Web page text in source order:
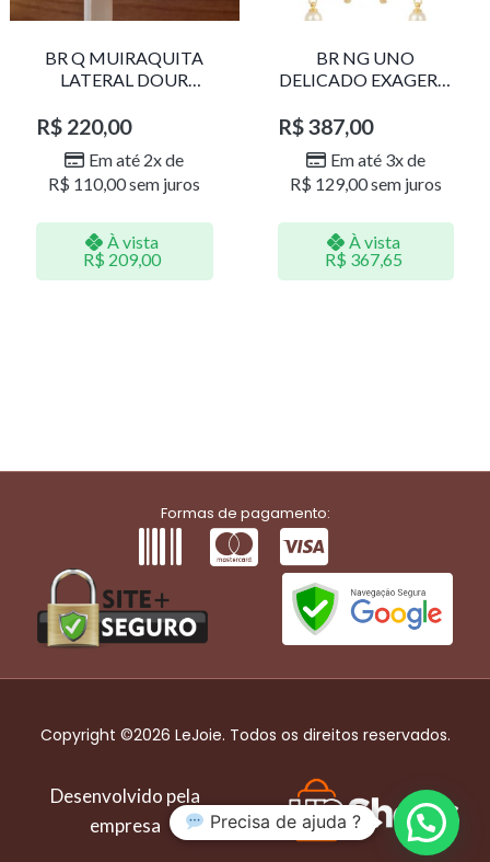
BR Q MUIRAQUITA
LATERAL DOUR
R$ 220,00
Em até 2x de
R$ 110,00sem juros
À vista
R$ 209,00
BR NG UNO
DELICADO EXAGERO
R$387,00
Em até 3x de
R$ 129,00sem juros
À vista
R$ 367,65
Formas de pagamento:
Copyright ©2026 LeJoie. Todos os direitos reservados.
Desenvolvido pela
empresa
Precisa de ajuda ?